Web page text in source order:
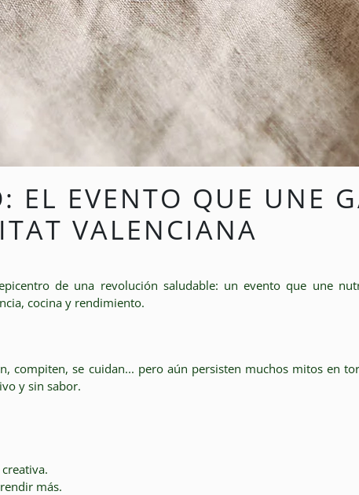
EL EVENTO QUE UNE
VALENCIANA
de una revolución saludable: un evento que une
cocina y rendimiento.
compiten, se cuidan... pero aún persisten muchos mitos en
y sin sabor.
más.